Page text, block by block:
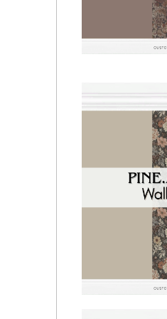
Обои -
Обои -